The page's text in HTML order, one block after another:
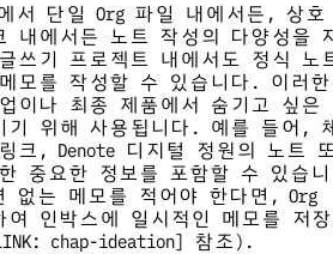
서 단일 Org 파일 내에서든, 상호
내에서든 노트 작성의 다양성을
쓰기 프로젝트 내에서도 정식 노
모를 작성할 수 있습니다. 이러한
이나 최종 제품에서 숨기고 싶은
기 위해 사용됩니다. 예를 들어,
크, Denote 디지털 정원의 노트
중요한 정보를 포함할 수 있습니
없는 메모를 적어야 한다면, Org
여 인박스에 일시적인 메모를 저장
chap-ideation] 참조).